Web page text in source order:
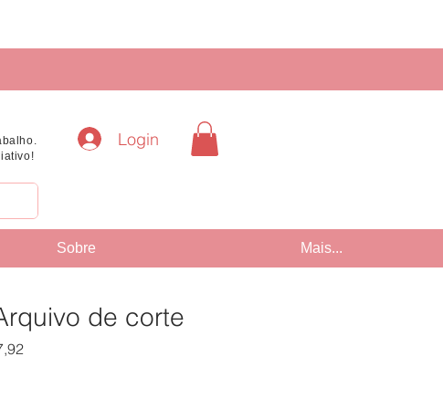
Login
Sobre Mais...
de corte
Preço